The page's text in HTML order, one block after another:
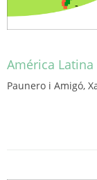
América Latina
Paunero i Amigó,